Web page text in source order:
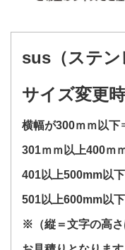
sus（ステン
サイズ変更
横幅が300ｍｍ以下
301ｍｍ以上400ｍ
401以上500mm以
501以上600mm以
※（縦＝文字の高